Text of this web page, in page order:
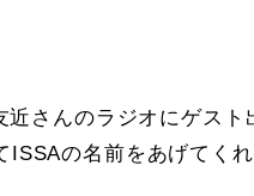
近さんのラジオにゲス
ISSAの名前をあげてく